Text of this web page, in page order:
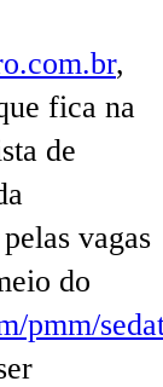
,
fica na
de
vagas
do
pmm/